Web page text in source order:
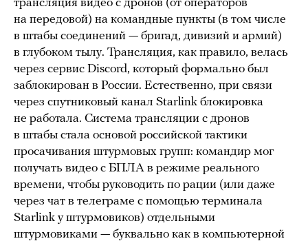
трансляция видео с дронов (от операторов
на передовой) на командные пункты (в том числе
в штабы соединений — бригад, дивизий и армий)
в глубоком тылу. Трансляция, как правило, велась
через сервис Discord, который формально был
заблокирован в России. Естественно, при связи
через спутниковый канал Starlink блокировка
не работала. Система трансляции с дронов
в штабы стала основой российской тактики
просачивания штурмовых групп: командир мог
получать видео с БПЛА в режиме реального
времени, чтобы руководить по рации (или даже
через чат в телеграме с помощью терминала
Starlink у штурмовиков) отдельными
штурмовиками — буквально как в компьютерной